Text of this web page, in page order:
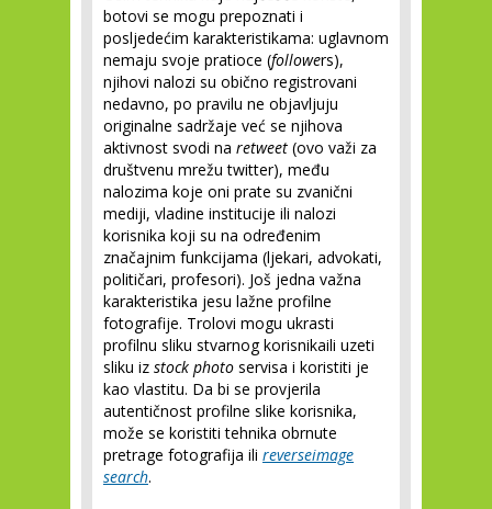
botovi se mogu prepoznati i
posljedećim karakteristikama: uglavnom
nemaju svoje pratioce (followers),
njihovi nalozi su obično registrovani
nedavno, po pravilu ne objavljuju
originalne sadržaje već se njihova
aktivnost svodi na retweet (ovo važi za
društvenu mrežu twitter), među
nalozima koje oni prate su zvanični
mediji, vladine institucije ili nalozi
korisnika koji su na određenim
značajnim funkcijama (ljekari, advokati,
političari, profesori). Još jedna važna
karakteristika jesu lažne profilne
fotografije. Trolovi mogu ukrasti
profilnu sliku stvarnog korisnikaili uzeti
sliku iz stock photo servisa i koristiti je
kao vlastitu. Da bi se provjerila
autentičnost profilne slike korisnika,
može se koristiti tehnika obrnute
pretrage fotografija ili reverseimage
search.